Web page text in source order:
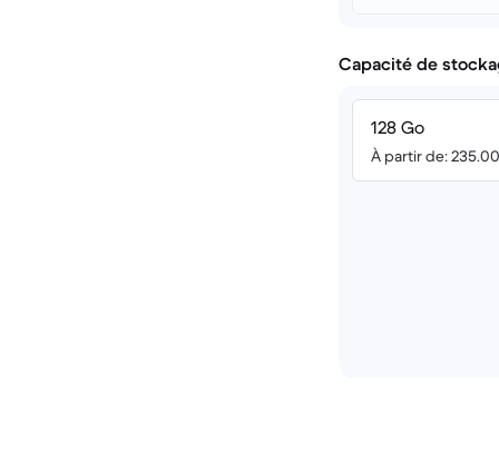
Capacité de
128 Go
À partir de: